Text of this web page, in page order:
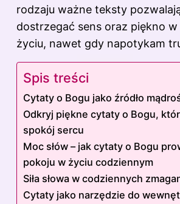
rodzaju ważne teksty
dostrzegać sens oraz piękno
życiu, nawet gdy napotykam
Spis treści
Cytaty o Bogu jako źródło
Odkryj piękne cytaty o Bogu,
spokój sercu
Moc słów – jak cytaty o Bogu
pokoju w życiu codziennym
Siła słowa w codziennych
Cytaty jako narzędzie do